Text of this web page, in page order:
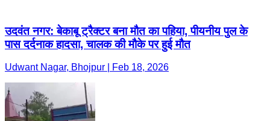
उदवंत नगर: बेकाबू ट्रैक्टर बना मौत का पहिया, पीयनीय पुल के
पास दर्दनाक हादसा, चालक की मौके पर हुई मौत
Udwant Nagar, Bhojpur | Feb 18, 2026